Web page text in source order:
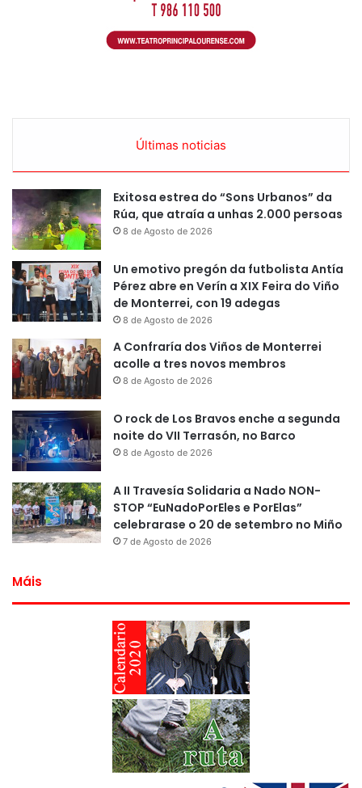
Últimas noticias
Exitosa estrea do “Sons Urbanos” da
Rúa, que atraía a unhas 2.000 persoas
8 de Agosto de 2026
Un emotivo pregón da futbolista Antía
Pérez abre en Verín a XIX Feira do Viño
de Monterrei, con 19 adegas
8 de Agosto de 2026
A Confraría dos Viños de Monterrei
acolle a tres novos membros
8 de Agosto de 2026
O rock de Los Bravos enche a segunda
noite do VII Terrasón, no Barco
8 de Agosto de 2026
A II Travesía Solidaria a Nado NON-
STOP “EuNadoPorEles e PorElas”
celebrarase o 20 de setembro no Miño
7 de Agosto de 2026
Máis